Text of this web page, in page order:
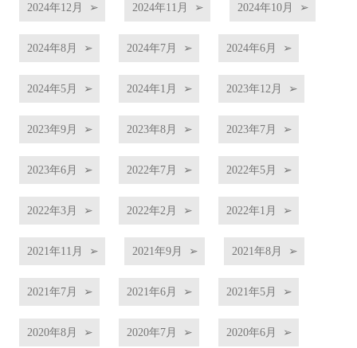
2024年12月 2024年11月 2024年10月
2024年8月 2024年7月 2024年6月
2024年5月 2024年1月 2023年12月
2023年9月 2023年8月 2023年7月
2023年6月 2022年7月 2022年5月
2022年3月 2022年2月 2022年1月
2021年11月 2021年9月 2021年8月
2021年7月 2021年6月 2021年5月
2020年8月 2020年7月 2020年6月